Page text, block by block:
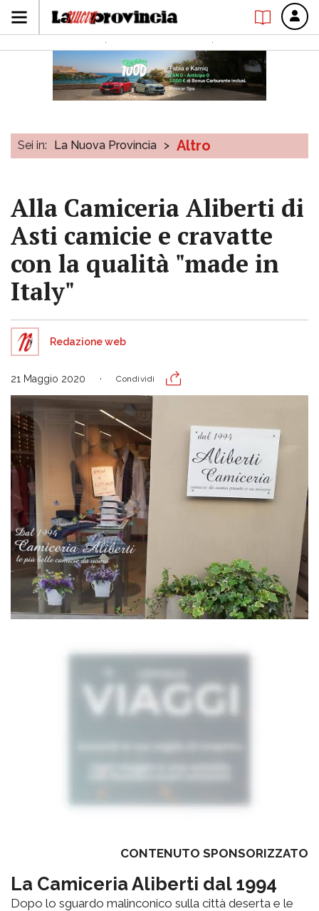
Sei in: La Nuova Provincia > Altro
Alla Camiceria Aliberti di
Asti camicie e cravatte
con la qualità "made in
Italy"
Redazione web
21 Maggio 2020 Condividi
CONTENUTO SPONSORIZZATO
La Camiceria Aliberti dal 1994
Dopo lo sguardo malinconico sulla città deserta e le